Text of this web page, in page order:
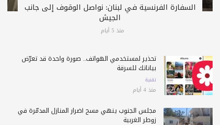
السفارة الفرنسية في لبنان: نواصل الوقوف إلى جانب
الجيش
منذ 5 أيام
تحذير لمستخدمي الهواتف.. صورة واحدة قد تعرّض
بياناتك للسرقة
تقنية
منذ 4 أيام
مجلس الجنوب ينهي مسح أضرار المنازل المدمّرة في
زوطر الغربية